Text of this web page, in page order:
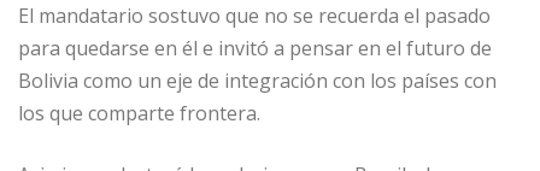
El mandatario sostuvo que no se recuerda el pasado
para quedarse en él e invitó a pensar en el futuro de
Bolivia como un eje de integración con los países con
los que comparte frontera.